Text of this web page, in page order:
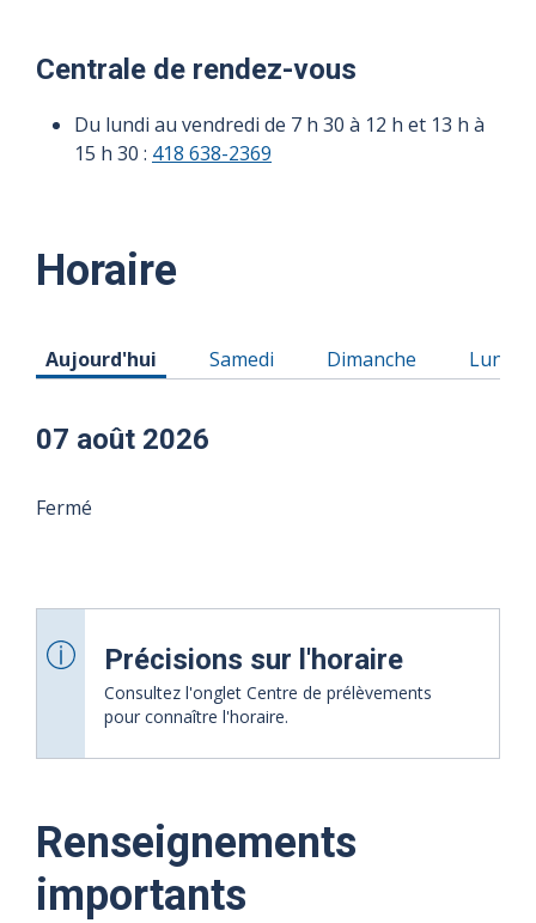
Centrale de rendez-vous
Du lundi au vendredi de 7 h 30 à 12 h et 13 h à
15 h 30 : 418 638-2369
Horaire
Horaire du Vendredi 07 août 2026
Aujourd'hui Horaire du Samedi 08 août 2026
Samedi Horaire du Dimanche
Dimanche Lundi
07 août 2026
Fermé
Précisions sur l'horaire
Consultez l'onglet Centre de prélèvements
pour connaître l'horaire.
08
août
09
août
10
août
11
août
12
août
13
août
Renseignements
importants